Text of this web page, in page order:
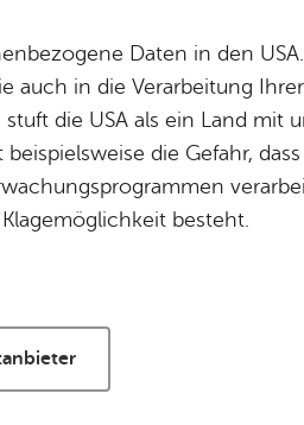
Daten in den
auch in die Verarbeitung
stuft die USA als ein Land
die Gefahr,
besteht.